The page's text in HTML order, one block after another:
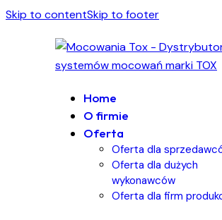
Skip to contentSkip to footer
Home
O firmie
Oferta
Oferta dla
Oferta dla dużych
wykonawców
Oferta dla firm